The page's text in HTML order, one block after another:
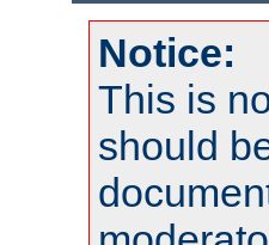
Notice:
This is
should